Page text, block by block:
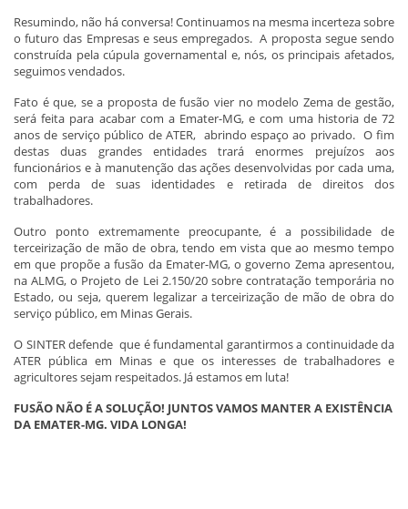
Resumindo, não há conversa! Continuamos na mesma incerteza sobre
o futuro das Empresas e seus empregados. A proposta segue sendo
construída pela cúpula governamental e, nós, os principais afetados,
seguimos vendados.
Fato é que, se a proposta de fusão vier no modelo Zema de gestão,
será feita para acabar com a Emater-MG, e com uma historia de 72
anos de serviço público de ATER, abrindo espaço ao privado. O fim
destas duas grandes entidades trará enormes prejuízos aos
funcionários e à manutenção das ações desenvolvidas por cada uma,
com perda de suas identidades e retirada de direitos dos
trabalhadores.
Outro ponto extremamente preocupante, é a possibilidade de
terceirização de mão de obra, tendo em vista que ao mesmo tempo
em que propõe a fusão da Emater-MG, o governo Zema apresentou,
na ALMG, o Projeto de Lei 2.150/20 sobre contratação temporária no
Estado, ou seja, querem legalizar a terceirização de mão de obra do
serviço público, em Minas Gerais.
O SINTER defende que é fundamental garantirmos a continuidade da
ATER pública em Minas e que os interesses de trabalhadores e
agricultores sejam respeitados. Já estamos em luta!
FUSÃO NÃO É A SOLUÇÃO! JUNTOS VAMOS MANTER A EXISTÊNCIA
DA EMATER-MG. VIDA LONGA!